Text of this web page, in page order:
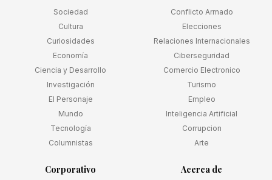
Sociedad
Cultura
Curiosidades
Economía
Ciencia y Desarrollo
Investigación
El Personaje
Mundo
Tecnología
Columnistas
Conflicto Armado
Elecciones
Relaciones Internacionales
Ciberseguridad
Comercio Electronico
Turismo
Empleo
Inteligencia Artificial
Corrupcion
Arte
Corporativo Acerca de